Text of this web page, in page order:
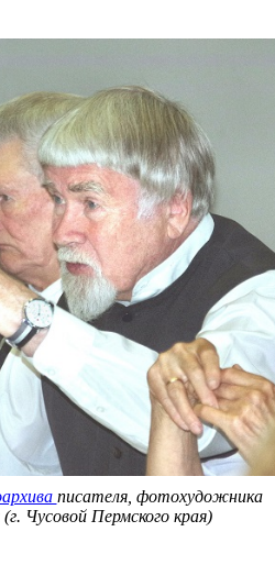
писателя, фотохудожника
Чусовой Пермского края)